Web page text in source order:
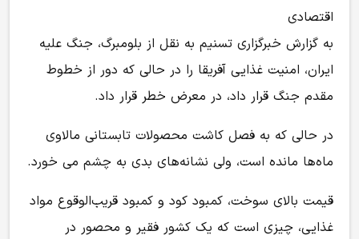
اقتصادی
به گزارش خبرگزاری تسنیم به نقل از بلومبرگ، جنگ علیه
ایران، امنیت غذایی آفریقا را در حالی که دور از خطوط
مقدم جنگ قرار داد، در معرض خطر قرار داد.
در حالی که به فصل کاشت محصولات تابستانی مالاوی
ماه‌ها مانده است، ولی نشانه‌های بدی به چشم می خورد.
قیمت بالای سوخت، کمبود کود و کمبود قریب‌الوقوع مواد
غذایی، چیزی است که یک کشور فقیر و محصور در